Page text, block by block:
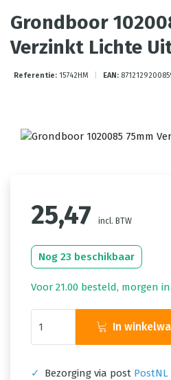
Grondboor
Verzinkt Lichte
Referentie: 15742HM EAN:
25,47 incl. BTW
Nog 23 beschikbaar
Voor 21.00 besteld, morgen
In
✓ Bezorging via post